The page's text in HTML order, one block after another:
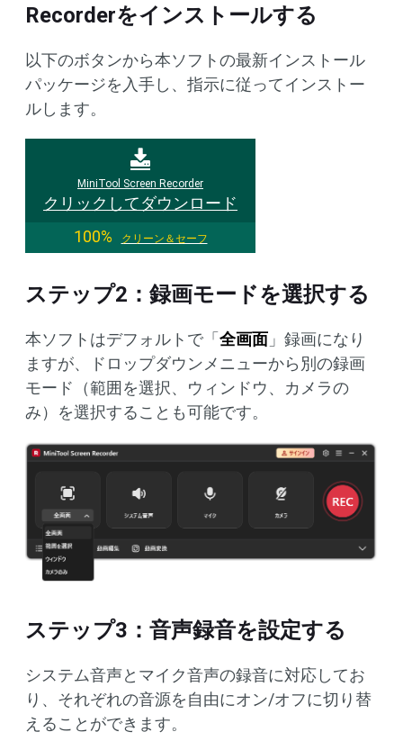
Recorderをインストールする
以下のボタンから本ソフトの最新インストール
パッケージを入手し、指示に従ってインストー
ルします。
MiniTool Screen Recorder
クリックしてダウンロード
100%
クリーン＆セーフ
ステップ2：録画モードを選択する
本ソフトはデフォルトで「 全画面 」録画になり
ますが、ドロップダウンメニューから別の録画
モード（範囲を選択、ウィンドウ、カメラの
み）を選択することも可能です。
ステップ3：音声録音を設定する
システム音声とマイク音声の録音に対応してお
り、それぞれの音源を自由にオン/オフに切り替
えることができます。